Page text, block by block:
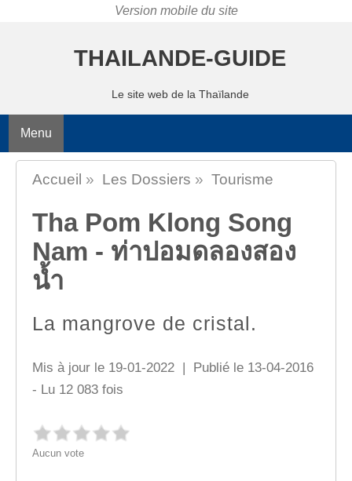
THAILANDE-GUIDE
Le site web de la Thaïlande
Menu
Accueil » Les Dossiers » Tourisme
Tha Pom Klong Song
Nam - ท่าปอมดลองสอง
น้ำ
La mangrove de cristal.
Mis à jour le 19-01-2022 | Publié le 13-04-2016
- Lu 12 083 fois
Aucun vote